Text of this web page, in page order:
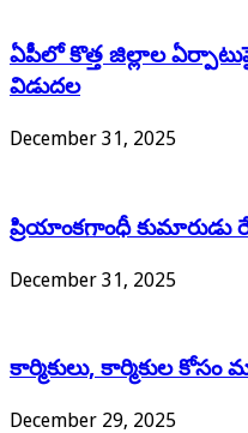
ఏపీలో కొత్త జిల్లాల
విడుదల
December 31, 2025
ప్రియాంకగాంధీ కుమారుడు
December 31, 2025
కార్మికులు, కార్మికుల
December 29, 2025